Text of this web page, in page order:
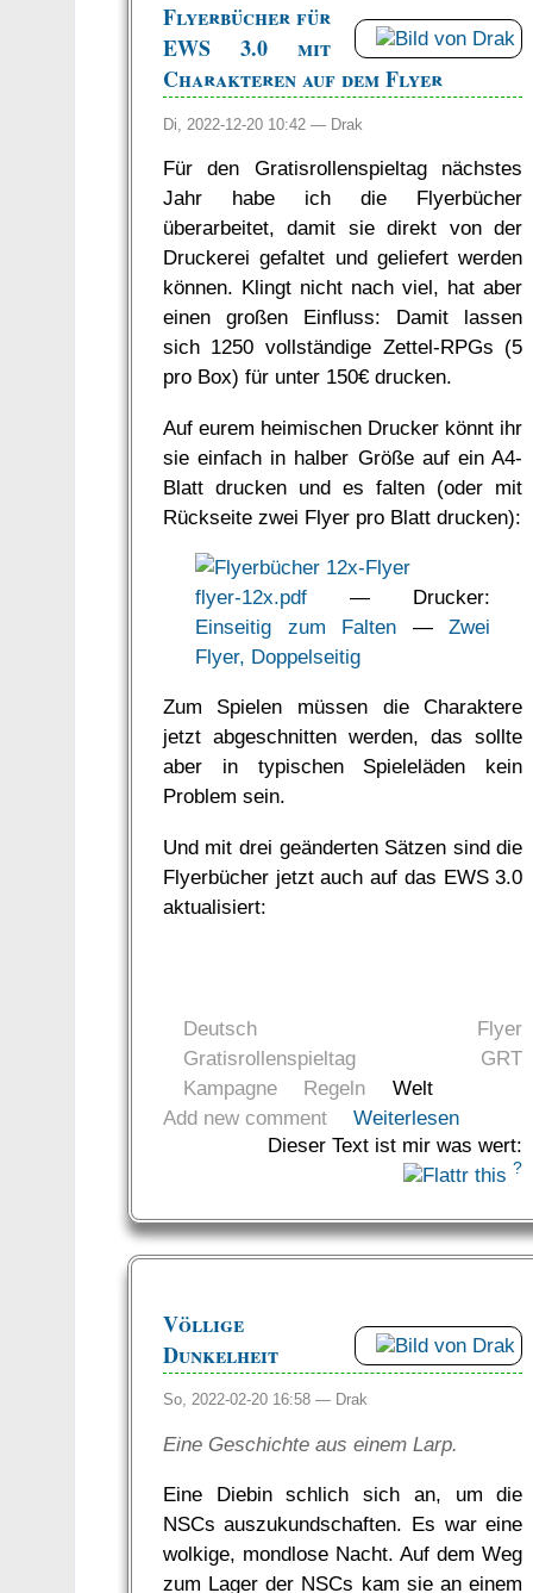
Flyerbücher für
EWS 3.0 mit
Charakteren auf dem Flyer
Di, 2022-12-20 10:42 — Drak
Für den Gratisrollenspieltag nächstes
Jahr habe ich die Flyerbücher
überarbeitet, damit sie direkt von der
Druckerei gefaltet und geliefert werden
können. Klingt nicht nach viel, hat aber
einen großen Einfluss: Damit lassen
sich 1250 vollständige Zettel-RPGs (5
pro Box) für unter 150€ drucken.
Auf eurem heimischen Drucker könnt ihr
sie einfach in halber Größe auf ein A4-
Blatt drucken und es falten (oder mit
Rückseite zwei Flyer pro Blatt drucken):
flyer-12x.pdf— Drucker:
Einseitig zum Falten —Zwei
Flyer, Doppelseitig
Zum Spielen müssen die Charaktere
jetzt abgeschnitten werden, das sollte
aber in typischen Spieleläden kein
Problem sein.
Und mit drei geänderten Sätzen sind die
Flyerbücher jetzt auch auf das EWS 3.0
aktualisiert:
Deutsch
Flyer
Gratisrollenspieltag
GRT
Kampagne
Regeln
Welt
Add new comment
Weiterlesen
Dieser Text ist mir was wert:
?
Völlige
Dunkelheit
So, 2022-02-20 16:58 — Drak
Eine Geschichte aus einem Larp.
Eine Diebin schlich sich an, um die
NSCs auszukundschaften. Es war eine
wolkige, mondlose Nacht. Auf dem Weg
zum Lager der NSCs kam sie an einem